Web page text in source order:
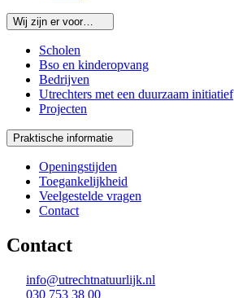
Wij zijn er voor…
Scholen
Bso en kinderopvang
Bedrijven
Utrechters met een duurzaam initiatief
Projecten
Praktische informatie
Openingstijden
Toegankelijkheid
Veelgestelde vragen
Contact
Contact
info@utrechtnatuurlijk.nl
030 753 38 00